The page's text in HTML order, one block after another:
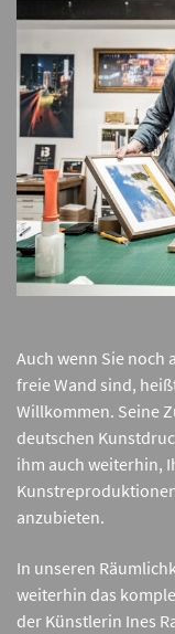
Auch wenn Sie noch
freie Wand sind,
Willkommen. Seine
deutschen
ihm auch weiterhin,
anzubieten.
In unseren
weiterhin das
der Künstlerin Ines